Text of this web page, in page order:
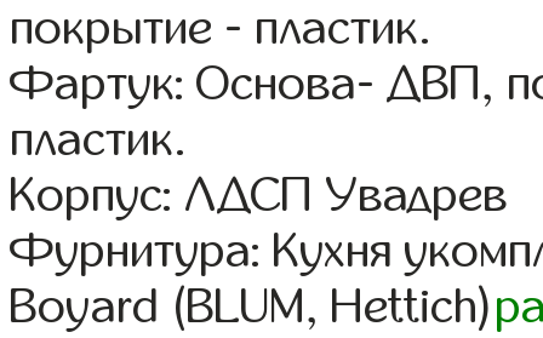
покрытие - пластик.
Фартук: Основа- ДВП,
пластик.
Корпус: ЛДСП Увадрев
Фурнитура: Кухня
Boyard (BLUM, Hettich)